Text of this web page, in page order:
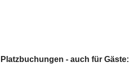
Platzbuchungen - auch für Gäste: